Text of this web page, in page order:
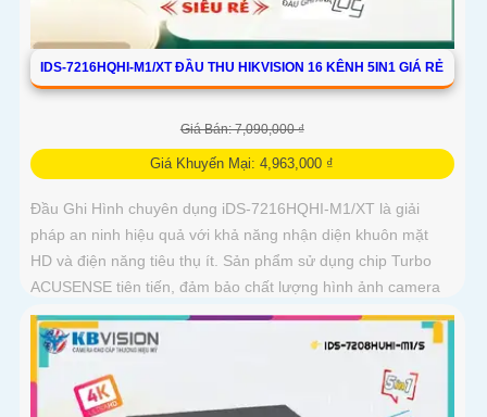
IDS-7216HQHI-M1/XT ĐẦU THU HIKVISION 16 KÊNH 5IN1 GIÁ RẺ
Giá Bán: 7,090,000 ₫
Giá Khuyến Mại: 4,963,000 ₫
Đầu Ghi Hình chuyên dụng iDS-7216HQHI-M1/XT là giải
pháp an ninh hiệu quả với khả năng nhận diện khuôn mặt
HD và điện năng tiêu thụ ít. Sản phẩm sử dụng chip Turbo
ACUSENSE tiên tiến, đảm bảo chất lượng hình ảnh camera
sắc nét cả ban đêm